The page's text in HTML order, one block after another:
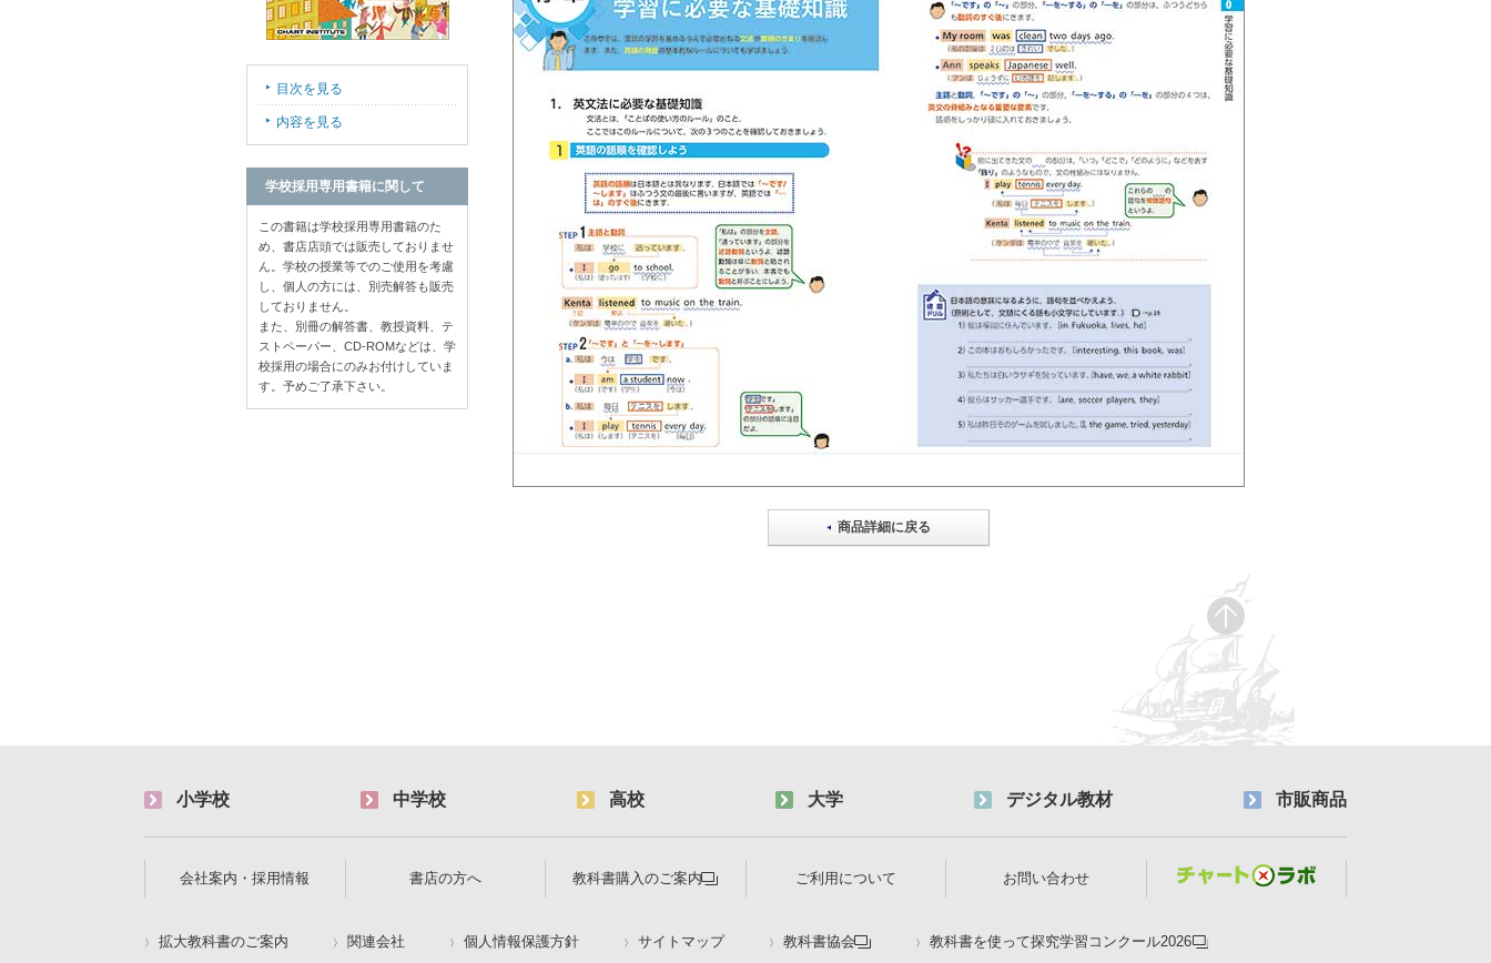
商品詳細に戻る
目次を見る
内容を見る
学校採用専用書籍に関して
この書籍は学校採用専用書籍のた
め、書店店頭では販売しておりませ
ん。学校の授業等でのご使用を考慮
し、個人の方には、別売解答も販売
しておりません。
また、別冊の解答書、教授資料、テ
ストペーパー、CD-ROMなどは、学
校採用の場合にのみお付けしていま
す。予めご了承下さい。
小学校 中学校 高校 大学 デジタル教材 市販商品
会社案内・採用情報 書店の方へ 教科書購入のご案内 ご利用について お問い合わせ
拡大教科書のご案内 関連会社 個人情報保護方針 サイトマップ 教科書協会 教科書を使って探究学習コンクール2026